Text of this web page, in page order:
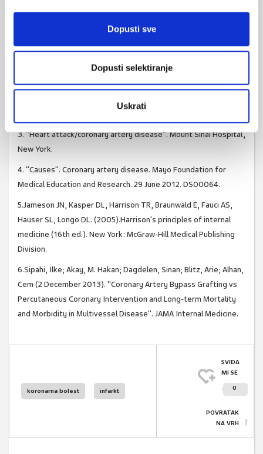
Dopusti sve
Dopusti selektiranje
Uskrati
Literatura
1. Bhatia, Sujata K. (2010). Biomaterials for clinical applications
3. "Heart attack/coronary artery disease". Mount Sinai Hospital,
New York.
4. "Causes". Coronary artery disease. Mayo Foundation for
Medical Education and Research. 29 June 2012. DS00064.
5.Jameson JN, Kasper DL, Harrison TR, Braunwald E, Fauci AS,
Hauser SL, Longo DL. (2005).Harrison's principles of internal
medicine (16th ed.). New York: McGraw-Hill Medical Publishing
Division.
6.Sipahi, Ilke; Akay, M. Hakan; Dagdelen, Sinan; Blitz, Arie; Alhan,
Cem (2 December 2013). "Coronary Artery Bypass Grafting vs
Percutaneous Coronary Intervention and Long-term Mortality
and Morbidity in Multivessel Disease". JAMA Internal Medicine.
koronarna bolest infarkt
SVIĐA
MI SE
0
POVRATAK
NA VRH